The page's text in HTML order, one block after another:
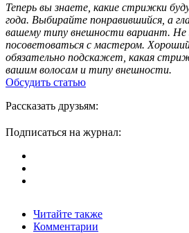
Теперь вы знаете, какие стрижки
года. Выбирайте понравившийся, а
вашему типу внешности вариант. Не
посоветоваться с мастером.
обязательно подскажет, какая
вашим волосам и типу внешности.
Обсудить статью
Рассказать друзьям:
Подписаться на журнал:
Читайте также
Комментарии